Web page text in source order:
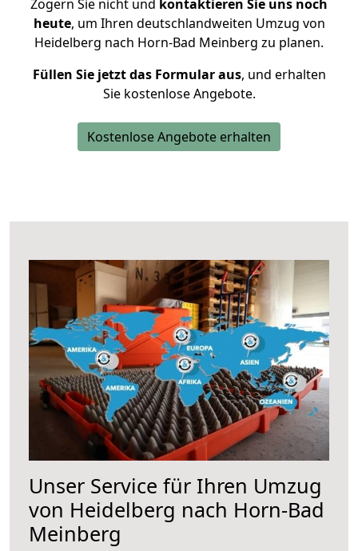
Zögern Sie nicht und kontaktieren Sie uns noch
heute, um Ihren deutschlandweiten Umzug von
Heidelberg nach Horn-Bad Meinberg zu planen.
Füllen Sie jetzt das Formular aus, und erhalten
Sie kostenlose Angebote.
Kostenlose Angebote erhalten
Unser Service für Ihren Umzug
von Heidelberg nach Horn-Bad
Meinberg